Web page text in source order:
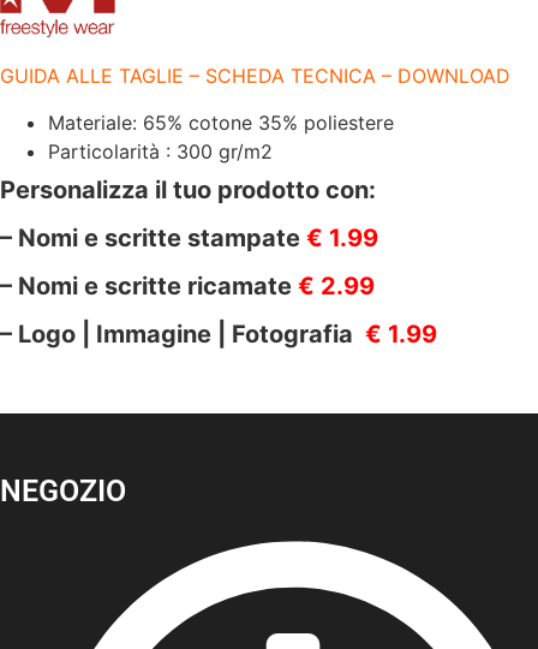
GUIDA ALLE TAGLIE – SCHEDA TECNICA – DOWNLOAD
Materiale: 65% cotone 35% poliestere
Particolarità : 300 gr/m2
Personalizza il tuo prodotto con:
– Nomi e scritte stampate € 1.99
– Nomi e scritte ricamate € 2.99
– Logo | Immagine | Fotografia € 1.99
NEGOZIO